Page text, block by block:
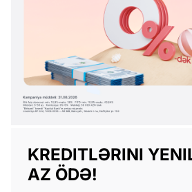
KREDITLƏRINI
AZ ÖDƏ!